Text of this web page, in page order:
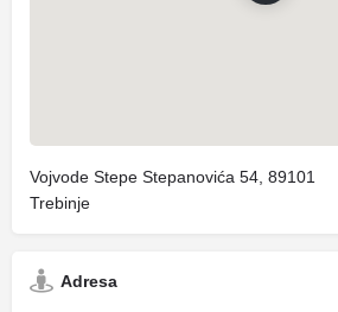
Vojvode Stepe Stepanovića 54, 89101
Trebinje
Adresa